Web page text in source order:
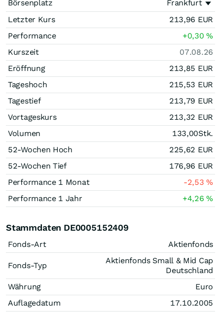
Börsenplatz
Frankfurt
Letzter Kurs
213,96 EUR
Performance
+0,30%
Kurszeit
07.08.26
Eröffnung
213,85 EUR
Tageshoch
215,53 EUR
Tagestief
213,79 EUR
Vortageskurs
213,32 EUR
Volumen
133,00Stk.
52-Wochen Hoch
225,62 EUR
52-Wochen Tief
176,96 EUR
Performance 1 Monat
-2,53%
Performance 1 Jahr
+4,26%
Stammdaten DE0005152409
Fonds-Art Aktienfonds
Fonds-Typ
Aktienfonds Small & Mid Cap
Deutschland
Währung
Euro
Auflagedatum
17.10.2005